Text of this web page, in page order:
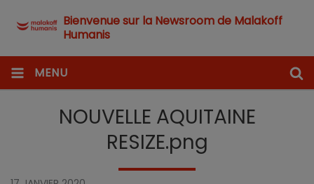
Bienvenue sur la Newsroom de Malakoff
Humanis
MENU
NOUVELLE AQUITAINE
RESIZE.png